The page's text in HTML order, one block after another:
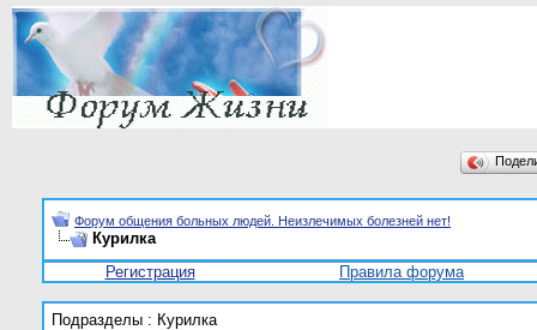
Форум общения больных людей. Неизлечимых болезней нет!
Курилка
Регистрация
Правила форума
Подразделы : Курилка